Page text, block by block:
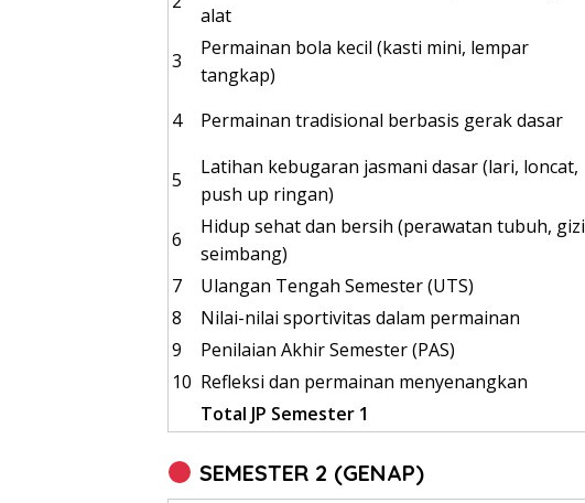
alat
3
Permainan bola kecil (kasti mini, lempar
tangkap)
4 Permainan tradisional berbasis gerak dasar
5
Latihan kebugaran jasmani dasar (lari, loncat,
push up ringan)
6
Hidup sehat dan bersih (perawatan tubuh, gizi
seimbang)
7
Ulangan Tengah Semester (UTS)
8
Nilai-nilai sportivitas dalam permainan
9
Penilaian Akhir Semester (PAS)
10 Refleksi dan permainan menyenangkan
Total JP Semester 1
SEMESTER 2 (GENAP)